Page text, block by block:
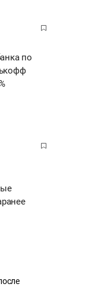
по